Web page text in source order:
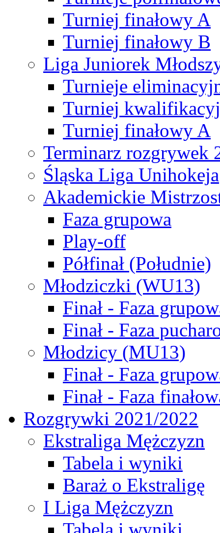
Turniej finałowy A
Turniej finałowy B
Liga Juniorek
Turnieje
Turniej
Turniej finałowy A
Terminarz rozgrywek
Śląska Liga Unihokeja
Akademickie
Faza grupowa
Play-off
Półfinał (Południe)
Młodziczki (WU13)
Finał - Faza
Finał - Faza
Młodzicy (MU13)
Finał - Faza
Finał - Faza
Rozgrywki 2021/2022
Ekstraliga Mężczyzn
Tabela i wyniki
Baraż o Ekstraligę
I Liga Mężczyzn